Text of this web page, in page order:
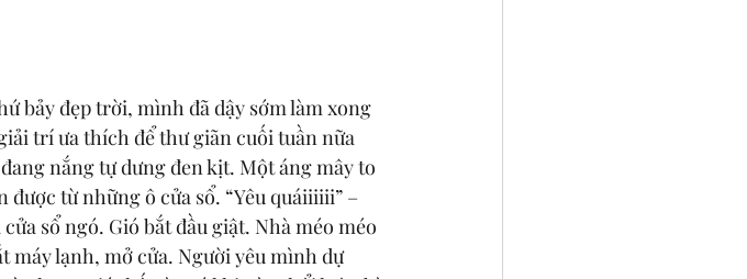
bảy đẹp trời, mình đã dậy sớm làm xong
trí ưa thích để thư giãn cuối tuần nữa
nắng tự dưng đen kịt. Một áng mây to
từ những ô cửa sổ. “Yêu quáiiiiii” –
sổ ngó. Gió bắt đầu giật. Nhà méo méo
lạnh, mở cửa. Người yêu mình dự